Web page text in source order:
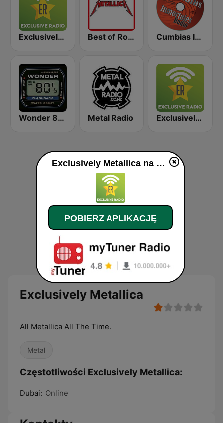
Exclusively Scorpions Best of Rock - Metallica Cumbias Inmortales Radio
Wonder 80's Metal Radio Exclusively Deep Purple
Exclusively Metallica
All Metallica All The Time.
Metal
Częstotliwości Exclusively Metallica:
Dubai: Online
Exclusively Metallica na żywo
POBIERZ APLIKACJĘ